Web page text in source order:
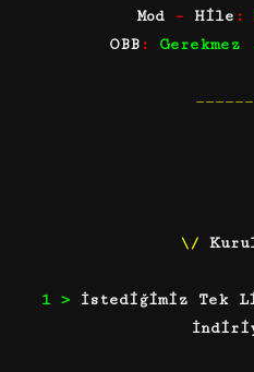
Mod – Hile :
OBB:
\/
1 > İstediğimiz Tek